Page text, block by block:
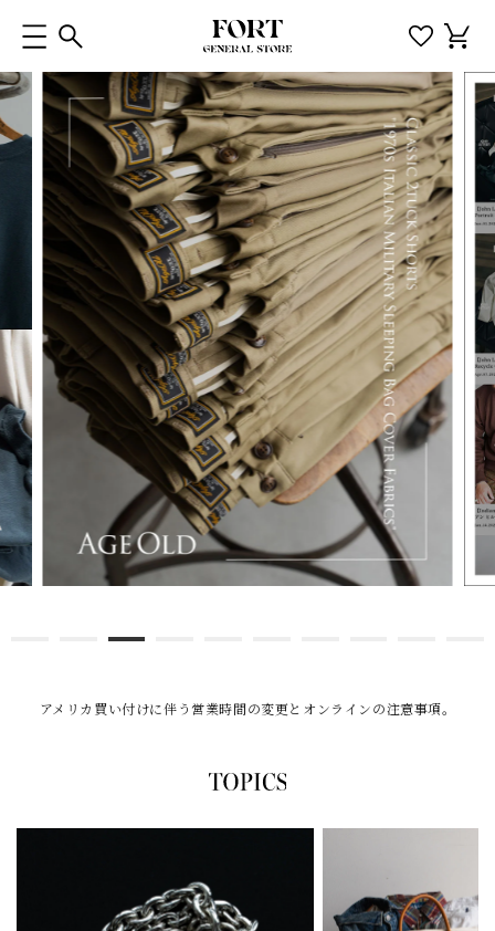
ンツに
進む
ー
アメリカ買い付けに伴う営業時間の変更とオンラインの注意事項。